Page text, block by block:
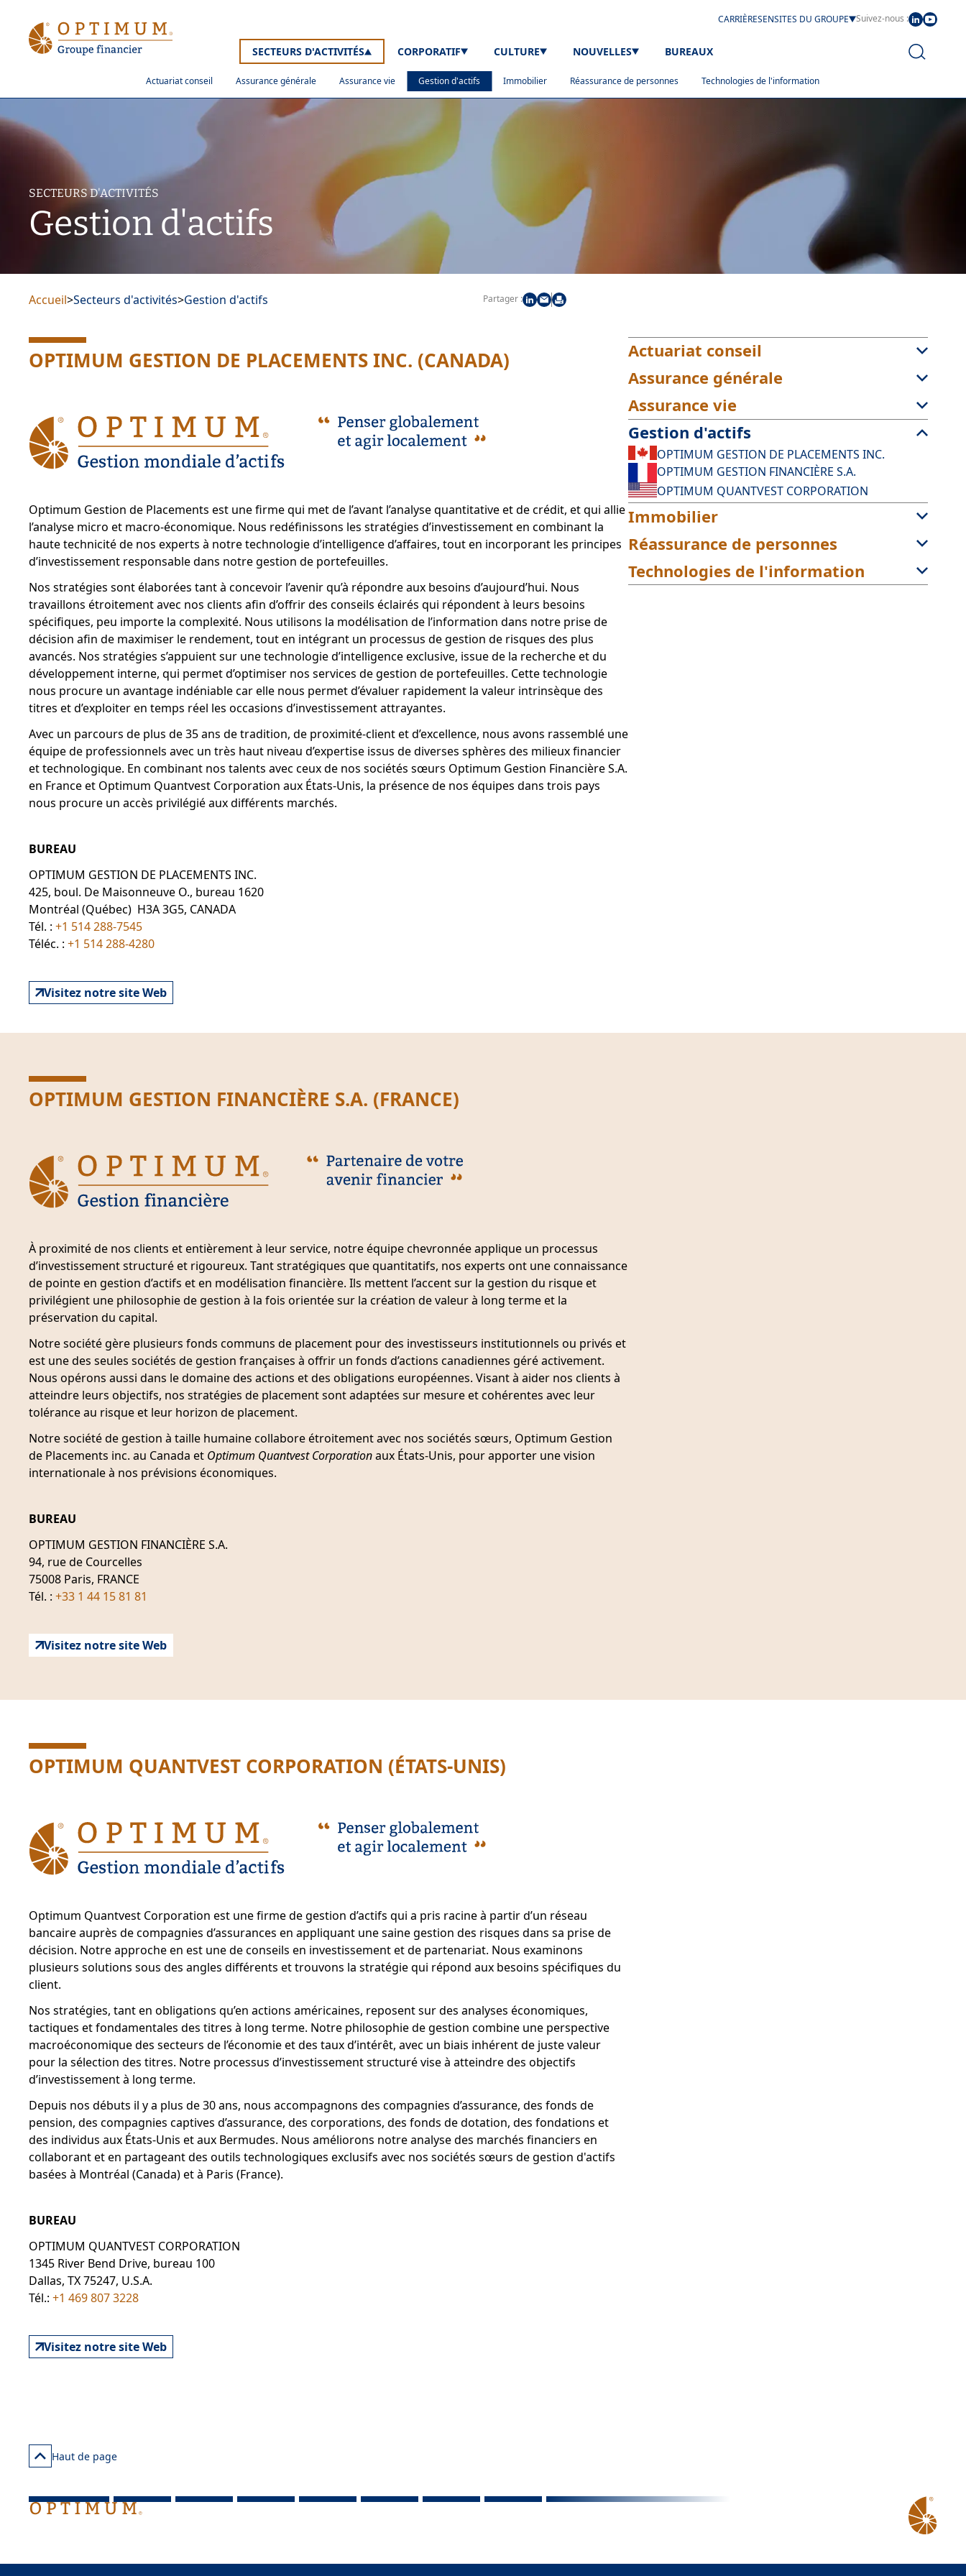
SECTEURS D'ACTIVITÉS
Actuariat conseil Assurance générale Assurance vie Gestion d'actifs Immobilier Réassurance de personnes Technologies de l'information
CORPORATIF CULTURE NOUVELLES BUREAUX
CARRIÈRESENSITES DU GROUPE Suivez-nous :
SECTEURS D'ACTIVITÉS
Gestion d'actifs
Accueil>Secteurs d'activités>Gestion d'actifs Partager :
OPTIMUM GESTION DE PLACEMENTS INC. (CANADA)
Optimum Gestion de Placements est une firme qui met de l’avant l’analyse quantitative et de crédit, et qui allie
l’analyse micro et macro-économique. Nous redéfinissons les stratégies d’investissement en combinant la
haute technicité de nos experts à notre technologie d’intelligence d’affaires, tout en incorporant les principes
d’investissement responsable dans notre gestion de portefeuilles.
Nos stratégies sont élaborées tant à concevoir l’avenir qu’à répondre aux besoins d’aujourd’hui. Nous
travaillons étroitement avec nos clients afin d’offrir des conseils éclairés qui répondent à leurs besoins
spécifiques, peu importe la complexité. Nous utilisons la modélisation de l’information dans notre prise de
décision afin de maximiser le rendement, tout en intégrant un processus de gestion de risques des plus
avancés. Nos stratégies s’appuient sur une technologie d’intelligence exclusive, issue de la recherche et du
développement interne, qui permet d’optimiser nos services de gestion de portefeuilles. Cette technologie
nous procure un avantage indéniable car elle nous permet d’évaluer rapidement la valeur intrinsèque des
titres et d’exploiter en temps réel les occasions d’investissement attrayantes.
Avec un parcours de plus de 35 ans de tradition, de proximité-client et d’excellence, nous avons rassemblé une
équipe de professionnels avec un très haut niveau d’expertise issus de diverses sphères des milieux financier
et technologique. En combinant nos talents avec ceux de nos sociétés sœurs Optimum Gestion Financière S.A.
en France et Optimum Quantvest Corporation aux États-Unis, la présence de nos équipes dans trois pays
nous procure un accès privilégié aux différents marchés.
BUREAU
OPTIMUM GESTION DE PLACEMENTS INC.
425, boul. De Maisonneuve O., bureau 1620
Montréal (Québec) H3A 3G5, CANADA
Tél. : +1 514 288-7545
Téléc. : +1 514 288-4280
Visitez notre site Web
Actuariat conseil
Assurance générale
Assurance vie
Gestion d'actifs
OPTIMUM GESTION DE PLACEMENTS INC.
OPTIMUM GESTION FINANCIÈRE S.A.
OPTIMUM QUANTVEST CORPORATION
Immobilier
Réassurance de personnes
Technologies de l'information
OPTIMUM GESTION FINANCIÈRE S.A. (FRANCE)
À proximité de nos clients et entièrement à leur service, notre équipe chevronnée applique un processus
d’investissement structuré et rigoureux. Tant stratégiques que quantitatifs, nos experts ont une connaissance
de pointe en gestion d’actifs et en modélisation financière. Ils mettent l’accent sur la gestion du risque et
privilégient une philosophie de gestion à la fois orientée sur la création de valeur à long terme et la
préservation du capital.
Notre société gère plusieurs fonds communs de placement pour des investisseurs institutionnels ou privés et
est une des seules sociétés de gestion françaises à offrir un fonds d’actions canadiennes géré activement.
Nous opérons aussi dans le domaine des actions et des obligations européennes. Visant à aider nos clients à
atteindre leurs objectifs, nos stratégies de placement sont adaptées sur mesure et cohérentes avec leur
tolérance au risque et leur horizon de placement.
Notre société de gestion à taille humaine collabore étroitement avec nos sociétés sœurs, Optimum Gestion
de Placements inc. au Canada et Optimum Quantvest Corporationaux États-Unis, pour apporter une vision
internationale à nos prévisions économiques.
BUREAU
OPTIMUM GESTION FINANCIÈRE S.A.
94, rue de Courcelles
75008 Paris, FRANCE
Tél. : +33 1 44 15 81 81
Visitez notre site Web
OPTIMUM QUANTVEST CORPORATION (ÉTATS-UNIS)
Optimum Quantvest Corporation est une firme de gestion d’actifs qui a pris racine à partir d’un réseau
bancaire auprès de compagnies d’assurances en appliquant une saine gestion des risques dans sa prise de
décision. Notre approche en est une de conseils en investissement et de partenariat. Nous examinons
plusieurs solutions sous des angles différents et trouvons la stratégie qui répond aux besoins spécifiques du
client.
Nos stratégies, tant en obligations qu’en actions américaines, reposent sur des analyses économiques,
tactiques et fondamentales des titres à long terme. Notre philosophie de gestion combine une perspective
macroéconomique des secteurs de l’économie et des taux d’intérêt, avec un biais inhérent de juste valeur
pour la sélection des titres. Notre processus d’investissement structuré vise à atteindre des objectifs
d’investissement à long terme.
Depuis nos débuts il y a plus de 30 ans, nous accompagnons des compagnies d’assurance, des fonds de
pension, des compagnies captives d’assurance, des corporations, des fonds de dotation, des fondations et
des individus aux États-Unis et aux Bermudes. Nous améliorons notre analyse des marchés financiers en
collaborant et en partageant des outils technologiques exclusifs avec nos sociétés sœurs de gestion d'actifs
basées à Montréal (Canada) et à Paris (France).
BUREAU
OPTIMUM QUANTVEST CORPORATION
1345 River Bend Drive, bureau 100
Dallas, TX 75247, U.S.A.
Tél.: +1 469 807 3228
Visitez notre site Web
Haut de page